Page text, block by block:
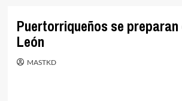
Puertorriqueños se preparan
León
MASTKD